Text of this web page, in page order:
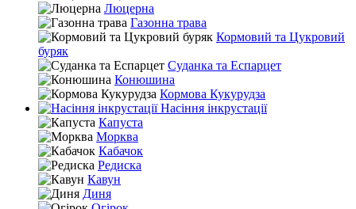
Люцерна
Газонна трава
Кормовий та Цукровий
буряк
Суданка та Еспарцет
Конюшина
Кормова Кукурудза
Насіння інкрустації
Капуста
Морква
Кабачок
Редиска
Кавун
Диня